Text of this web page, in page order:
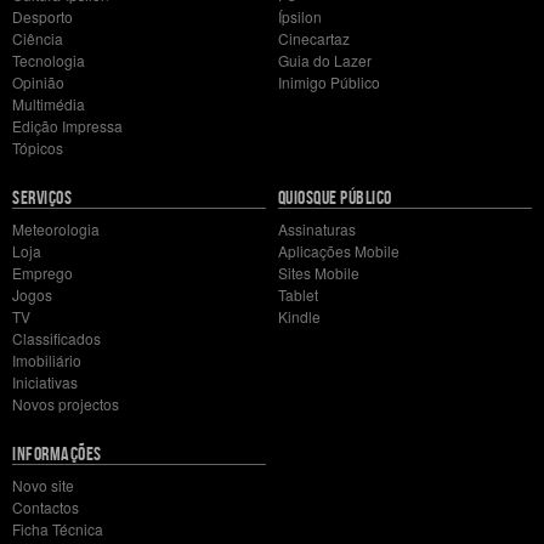
Desporto
Ciência
Tecnologia
Opinião
Multimédia
Edição Impressa
Tópicos
Ípsilon
Cinecartaz
Guia do Lazer
Inimigo Público
SERVIÇOS
Meteorologia
Loja
Emprego
Jogos
TV
Classificados
Imobiliário
Iniciativas
Novos projectos
QUIOSQUE PÚBLICO
Assinaturas
Aplicações Mobile
Sites Mobile
Tablet
Kindle
INFORMAÇÕES
Novo site
Contactos
Ficha Técnica